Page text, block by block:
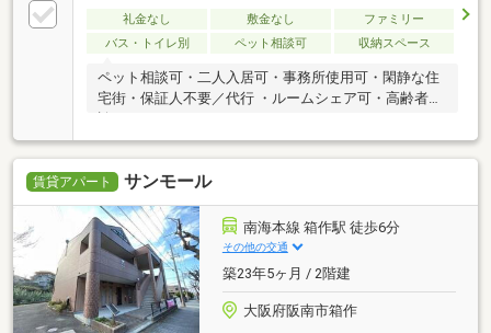
礼金なし 敷金なし
ファミリー
バス・トイレ別
ペット相談可 収納スペース
ペット相談可・二人入居可・事務所使用可・閑静な住
宅街・保証人不要／代行 ・ルームシェア可・高齢者相
談
賃貸アパート サンモール
南海本線 箱作駅 徒歩6分
その他の交通
築23年5ヶ月 / 2階建
大阪府阪南市箱作